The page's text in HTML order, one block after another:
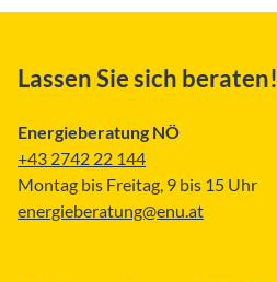
Lassen Sie sich beraten!
Energieberatung NÖ
+43 2742 22 144
Montag bis Freitag, 9 bis 15 Uhr
energieberatung@enu.at